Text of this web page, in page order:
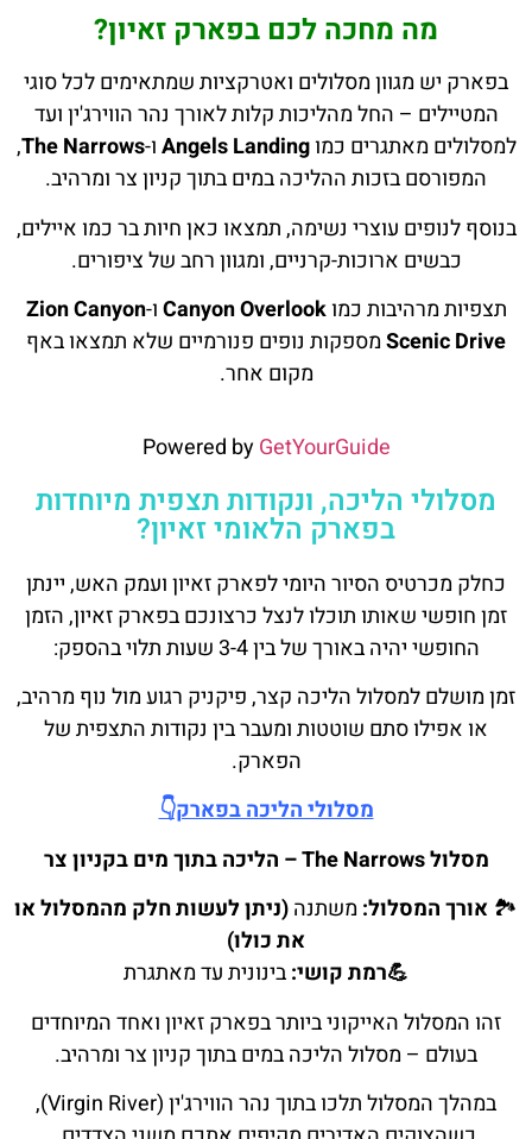
מה מחכה לכם בפארק זאיון?
בפארק יש מגוון מסלולים ואטרקציות שמתאימים לכל סוגי
המטיילים – החל מהליכות קלות לאורך נהר הווירג'ין ועד
למסלולים מאתגרים כמוAngels Landingו-The Narrows
,
המפורסם בזכות ההליכה במים בתוך קניון צר ומרהיב.
בנוסף לנופים עוצרי נשימה, תמצאו כאן חיות בר כמו איילים,
כבשים ארוכות-קרניים, ומגוון רחב של ציפורים.
תצפיות מרהיבות כמוCanyon Overlookו-Zion Canyon
Scenic Driveמספקות נופים פנורמיים שלא תמצאו באף
מקום אחר.
Powered byGetYourGuide
מסלולי הליכה, ונקודות תצפית מיוחדות
בפארק הלאומי זאיון?
כחלק מכרטיס הסיור היומי לפארק זאיון ועמק האש, יינתן
זמן חופשי שאותו תוכלו לנצל כרצונכם בפארק זאיון, הזמן
החופשי יהיה באורך של בין 3-4 שעות תלוי בהספק:
זמן מושלם למסלול הליכה קצר, פיקניק רגוע מול נוף מרהיב,
או אפילו סתם שוטטות ומעבר בין נקודות התצפית של
הפארק.
מסלולי הליכה בפארק👇
מסלול The Narrows – הליכה בתוך מים בקניון צר
🏞️ אורך המסלול: משתנה(ניתן לעשות חלק מהמסלול או
את כולו)
💪רמת קושי:בינונית עד מאתגרת
זהו המסלול האייקוני ביותר בפארק זאיון ואחד המיוחדים
בעולם – מסלול הליכה במים בתוך קניון צר ומרהיב.
במהלך המסלול תלכו בתוך נהר הווירג'ין (Virgin River),